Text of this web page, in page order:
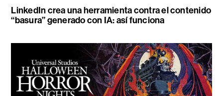
LinkedIn crea una herramienta contra el contenido
“basura” generado con IA: así funciona